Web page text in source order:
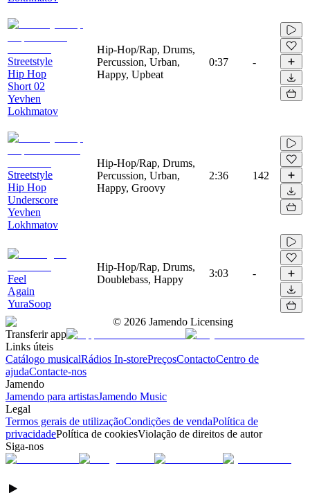
Streetstyle
Hip Hop
Short 02
Yevhen
Lokhmatov
Hip-Hop/Rap, Drums,
Percussion, Urban,
Happy, Upbeat
0:37 -
Streetstyle
Hip Hop
Underscore
Yevhen
Lokhmatov
Hip-Hop/Rap, Drums,
Percussion, Urban,
Happy, Groovy
2:36 142
Feel
Again
YuraSoop
Hip-Hop/Rap, Drums,
Doublebass, Happy
3:03 -
© 2026 Jamendo Licensing
Transferir app
Links úteis
Catálogo musicalRádios In-storePreçosContactoCentro de
ajudaContacte-nos
Jamendo
Jamendo para artistasJamendo Music
Legal
Termos gerais de utilizaçãoCondições de vendaPolítica de
privacidadePolítica de cookiesViolação de direitos de autor
Siga-nos